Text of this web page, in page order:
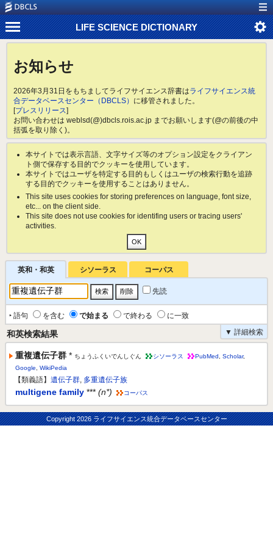
LIFE SCIENCE DICTIONARY
お知らせ
2026年3月31日をもちましてライフサイエンス辞書はライフサイエンス統
合データベースセンター（DBCLS） に移管されました。
[プレスリリース]
お問い合わせは weblsd(@)dbcls.rois.ac.jp までお願いします(@の前後の中
括弧を取り除く)。
本サイトでは表示言語、文字サイズ等のオプション設定をクライアン
ト側で保存する目的でクッキーを使用しています。
本サイトではユーザを特定する目的もしくはユーザの検索行動を追跡
する目的でクッキーを使用することはありません。
This site uses cookies for storing preferences on language, font size,
etc... on the client side.
This site does not use cookies for identifing users or tracing users'
activities.
英和・和英 シソーラス コーパス
先読
‣ 語句 を含む で始まる で終わる
に一致
▼ 詳細検索
和英検索結果
重複遺伝子群 * ちょうふくいでんしぐん シソーラス PubMed Scholar,
Google
WikiPedia
【類義語】 遺伝子群, 多重遺伝子族
multigene family *** (n*) コーパス
Copyright2026 ライフサイエンス統合データベースセンター